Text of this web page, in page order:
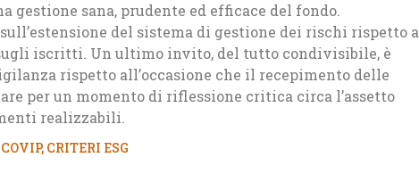
gestione sana, prudente ed efficace del fondo.
del sistema di gestione dei rischi rispetto a
iscritti. Un ultimo invito, del tutto condivisibile, è
rispetto all’occasione che il recepimento delle
per un momento di riflessione critica circa l’assetto
realizzabili.
COVIP, CRITERI ESG